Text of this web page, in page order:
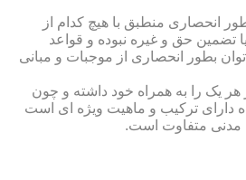
انحصاری منطبق با هیچ کدام از
تضمین حق و غیره نبوده و قواعد
بطور انحصاری از موجبات و مبانی
یک را به همراه خود داشته و چون
دارای ترکیب و ماهیت ویژه ای است
مدنی متفاوت است.